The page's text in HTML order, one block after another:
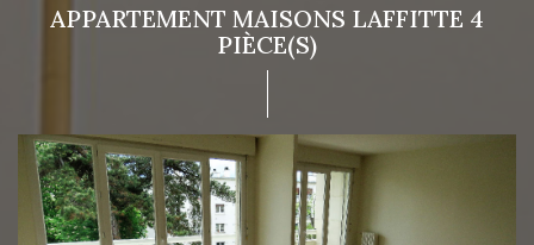
APPARTEMENT MAISONS LAFFITTE 4
PIÈCE(S)